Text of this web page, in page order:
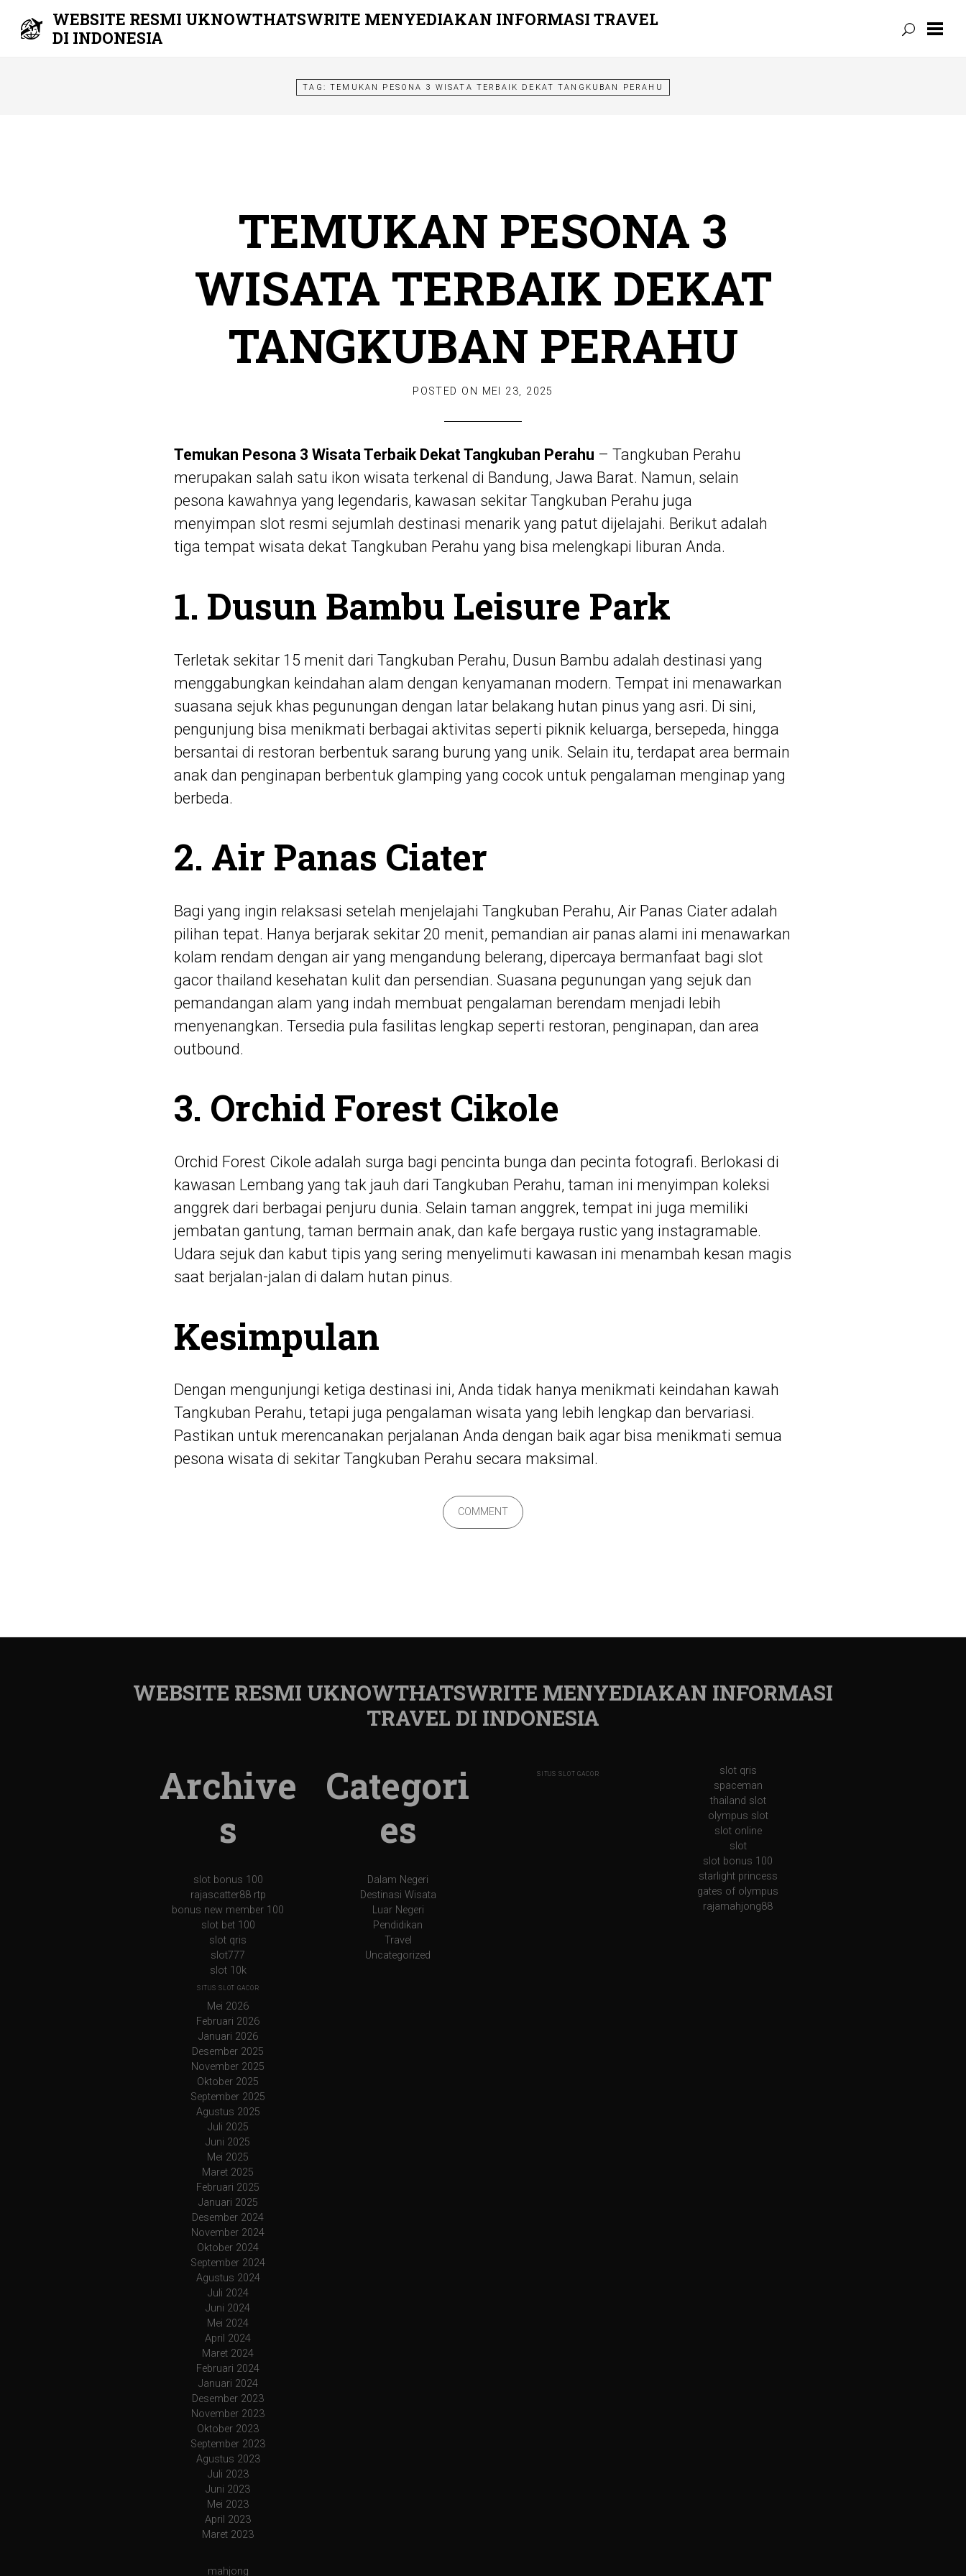
WEBSITE RESMI UKNOWTHATSWRITE MENYEDIAKAN INFORMASI TRAVEL
DI INDONESIA
TAG:TEMUKAN PESONA 3 WISATA TERBAIK DEKAT TANGKUBAN PERAHU
TEMUKAN PESONA 3
WISATA TERBAIK DEKAT
TANGKUBAN PERAHU
POSTED ON MEI 23, 2025
Temukan Pesona 3 Wisata Terbaik Dekat Tangkuban Perahu – Tangkuban Perahu
merupakan salah satu ikon wisata terkenal di Bandung, Jawa Barat. Namun, selain
pesona kawahnya yang legendaris, kawasan sekitar Tangkuban Perahu juga
menyimpan slot resmi sejumlah destinasi menarik yang patut dijelajahi. Berikut adalah
tiga tempat wisata dekat Tangkuban Perahu yang bisa melengkapi liburan Anda.
1. Dusun Bambu Leisure Park
Terletak sekitar 15 menit dari Tangkuban Perahu, Dusun Bambu adalah destinasi yang
menggabungkan keindahan alam dengan kenyamanan modern. Tempat ini menawarkan
suasana sejuk khas pegunungan dengan latar belakang hutan pinus yang asri. Di sini,
pengunjung bisa menikmati berbagai aktivitas seperti piknik keluarga, bersepeda, hingga
bersantai di restoran berbentuk sarang burung yang unik. Selain itu, terdapat area bermain
anak dan penginapan berbentuk glamping yang cocok untuk pengalaman menginap yang
berbeda.
2. Air Panas Ciater
Bagi yang ingin relaksasi setelah menjelajahi Tangkuban Perahu, Air Panas Ciater adalah
pilihan tepat. Hanya berjarak sekitar 20 menit, pemandian air panas alami ini menawarkan
kolam rendam dengan air yang mengandung belerang, dipercaya bermanfaat bagi slot
gacor thailand kesehatan kulit dan persendian. Suasana pegunungan yang sejuk dan
pemandangan alam yang indah membuat pengalaman berendam menjadi lebih
menyenangkan. Tersedia pula fasilitas lengkap seperti restoran, penginapan, dan area
outbound.
3. Orchid Forest Cikole
Orchid Forest Cikole adalah surga bagi pencinta bunga dan pecinta fotografi. Berlokasi di
kawasan Lembang yang tak jauh dari Tangkuban Perahu, taman ini menyimpan koleksi
anggrek dari berbagai penjuru dunia. Selain taman anggrek, tempat ini juga memiliki
jembatan gantung, taman bermain anak, dan kafe bergaya rustic yang instagramable.
Udara sejuk dan kabut tipis yang sering menyelimuti kawasan ini menambah kesan magis
saat berjalan-jalan di dalam hutan pinus.
Kesimpulan
Dengan mengunjungi ketiga destinasi ini, Anda tidak hanya menikmati keindahan kawah
Tangkuban Perahu, tetapi juga pengalaman wisata yang lebih lengkap dan bervariasi.
Pastikan untuk merencanakan perjalanan Anda dengan baik agar bisa menikmati semua
pesona wisata di sekitar Tangkuban Perahu secara maksimal.
COMMENT
WEBSITE RESMI UKNOWTHATSWRITE MENYEDIAKAN INFORMASI
TRAVEL DI INDONESIA
Archive
s
slot bonus 100
rajascatter88 rtp
bonus new member 100
slot bet 100
slot qris
slot777
slot 10k
SITUS SLOT GACOR
Mei 2026
Februari 2026
Januari 2026
Desember 2025
November 2025
Oktober 2025
September 2025
Agustus 2025
Juli 2025
Juni 2025
Mei 2025
Maret 2025
Februari 2025
Januari 2025
Desember 2024
November 2024
Oktober 2024
September 2024
Agustus 2024
Juli 2024
Juni 2024
Mei 2024
April 2024
Maret 2024
Februari 2024
Januari 2024
Desember 2023
November 2023
Oktober 2023
September 2023
Agustus 2023
Juli 2023
Juni 2023
Mei 2023
April 2023
Maret 2023
Categori
es
Dalam Negeri
Destinasi Wisata
Luar Negeri
Pendidikan
Travel
Uncategorized
SITUS SLOT GACOR
slot qris
spaceman
thailand slot
olympus slot
slot online
slot
slot bonus 100
starlight princess
gates of olympus
rajamahjong88
mahjong